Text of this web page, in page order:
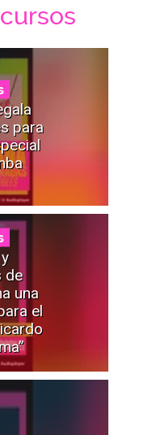
para
de
una
el